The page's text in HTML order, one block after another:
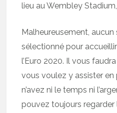
lieu au Wembley
Malheureusement, aucun
sélectionné pour
l’Euro 2020. Il vous
vous voulez y assister en
n’avez ni le temps ni
pouvez toujours